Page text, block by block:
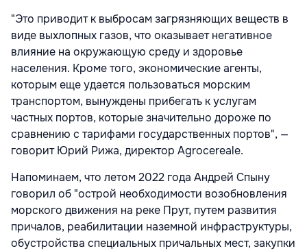
"Это приводит к выбросам загрязняющих веществ в
виде выхлопных газов, что оказывает негативное
влияние на окружающую среду и здоровье
населения. Кроме того, экономические агенты,
которым еще удается пользоваться морским
транспортом, вынуждены прибегать к услугам
частных портов, которые значительно дороже по
сравнению с тарифами государственных портов", —
говорит Юрий Рижа, директор Agrocereale.
Напоминаем, что летом 2022 года Андрей Спыну
говорил об "острой необходимости возобновления
морского движения на реке Прут, путем развития
причалов, реабилитации наземной инфраструктуры,
обустройства специальных причальных мест, закупки